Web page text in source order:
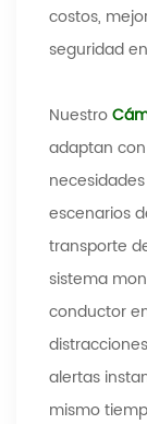
costos,
seguridad
Nuestro
adaptan
escenarios
transporte
sistema
conductor
alertas
mismo